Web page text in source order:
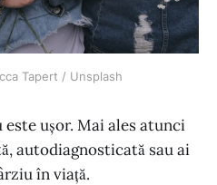
Tapert / Unsplash
ușor. Mai ales atunci
autodiagnosticată sau ai
în viață.